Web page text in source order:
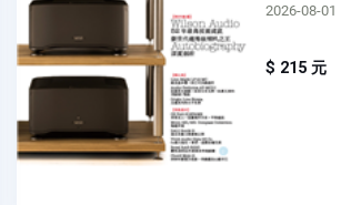
2026-08-01
$ 215 元